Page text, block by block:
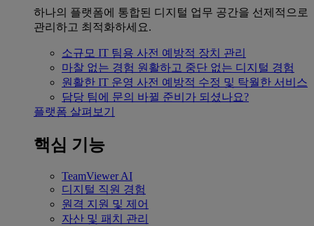
하나의 플랫폼에 통합된 디지털 업무 공간을 선제적으로
관리하고 최적화하세요.
소규모 IT 팀용 사전 예방적 장치 관리
마찰 없는 경험 원활하고 중단 없는 디지털 경험
원활한 IT 운영 사전 예방적 수정 및 탁월한 서비스
담당 팀에 문의 바뀔 준비가 되셨나요?
플랫폼 살펴보기
핵심 기능
TeamViewer AI
디지털 직원 경험
원격 지원 및 제어
자산 및 패치 관리